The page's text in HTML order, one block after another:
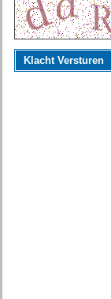
Klacht Versturen